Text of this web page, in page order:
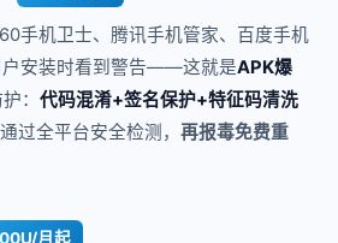
手机卫士、腾讯手机管家、百度手机
户安装时看到警告——这就是APK爆
护：代码混淆+签名保护+特征码清洗
过全平台安全检测，再报毒免费重
月起